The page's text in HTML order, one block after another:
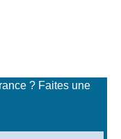
? Faites une